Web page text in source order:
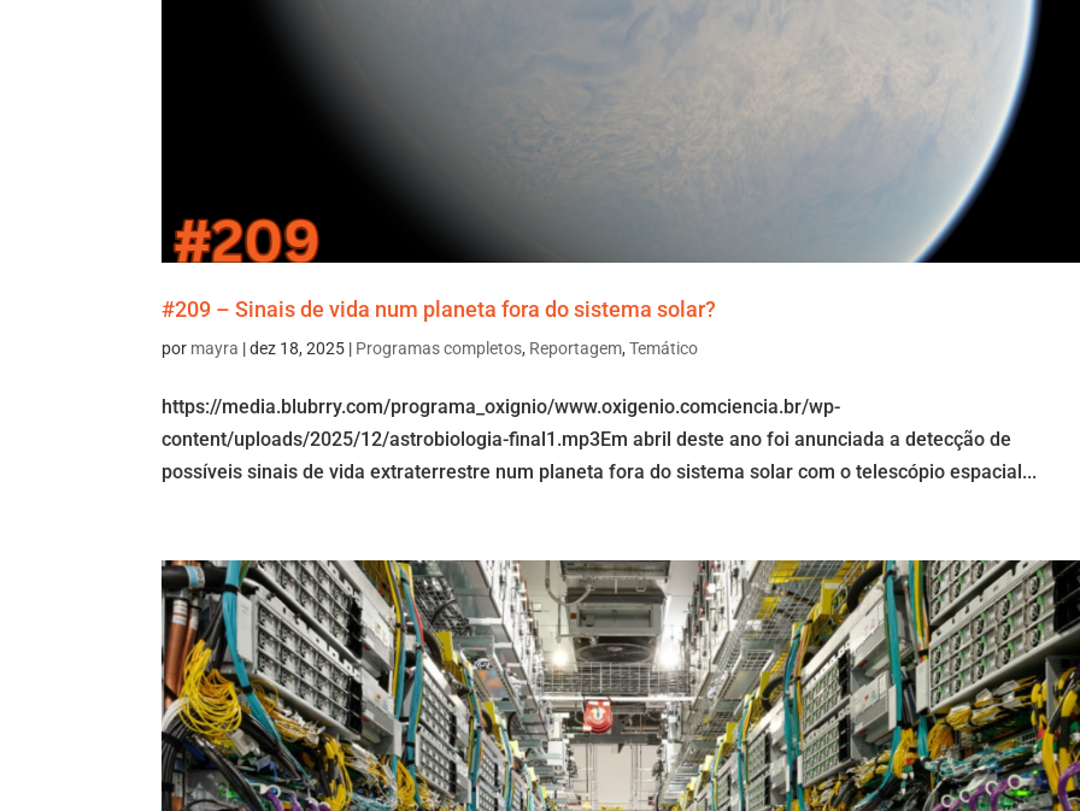
#209 – Sinais de vida num planeta fora do sistema solar?
por mayra |dez 18, 2025 | Programas completos, Reportagem,Temático
https://media.blubrry.com/programa_oxignio/www.oxigenio.comciencia.br/wp-
content/uploads/2025/12/astrobiologia-final1.mp3Em abril deste ano foi anunciada a detecção de
possíveis sinais de vida extraterrestre num planeta fora do sistema solar com o telescópio espacial...